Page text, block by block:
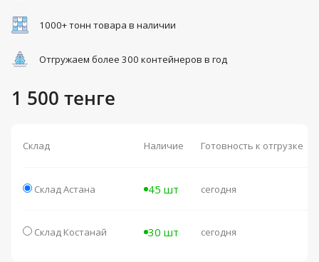
1000+ тонн товара в наличии
Отгружаем более 300 контейнеров в год
1 500 тенге
Склад Наличие Готовность к отгрузке
Склад Астана 45 шт сегодня
Склад Костанай 30 шт сегодня